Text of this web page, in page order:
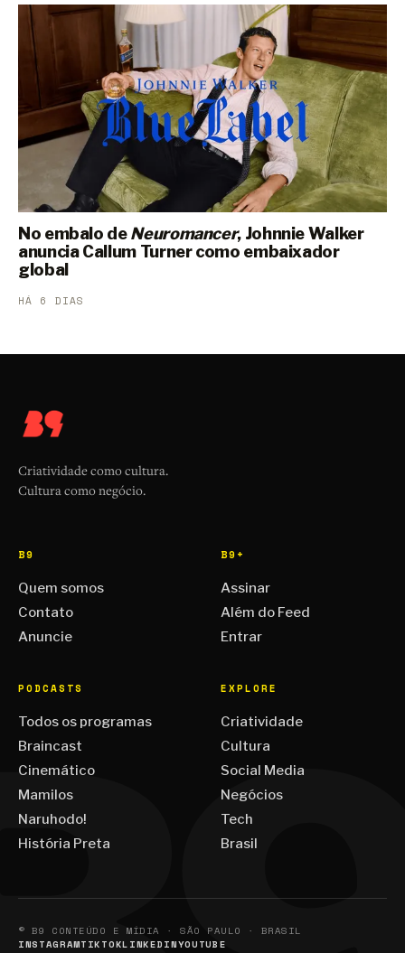
No embalo deNeuromancer, Johnnie Walker
anuncia Callum Turner como embaixador
global
HÁ 6 DIAS
Criatividade como cultura.
Cultura como negócio.
B9
Quem somos
Contato
Anuncie
B9+
Assinar
Além do Feed
Entrar
PODCASTS
Todos os programas
Braincast
Cinemático
Mamilos
Naruhodo!
História Preta
EXPLORE
Criatividade
Cultura
Social Media
Negócios
Tech
Brasil
© B9 CONTEÚDO E MÍDIA · SÃO PAULO · BRASIL
INSTAGRAMTIKTOKLINKEDINYOUTUBE